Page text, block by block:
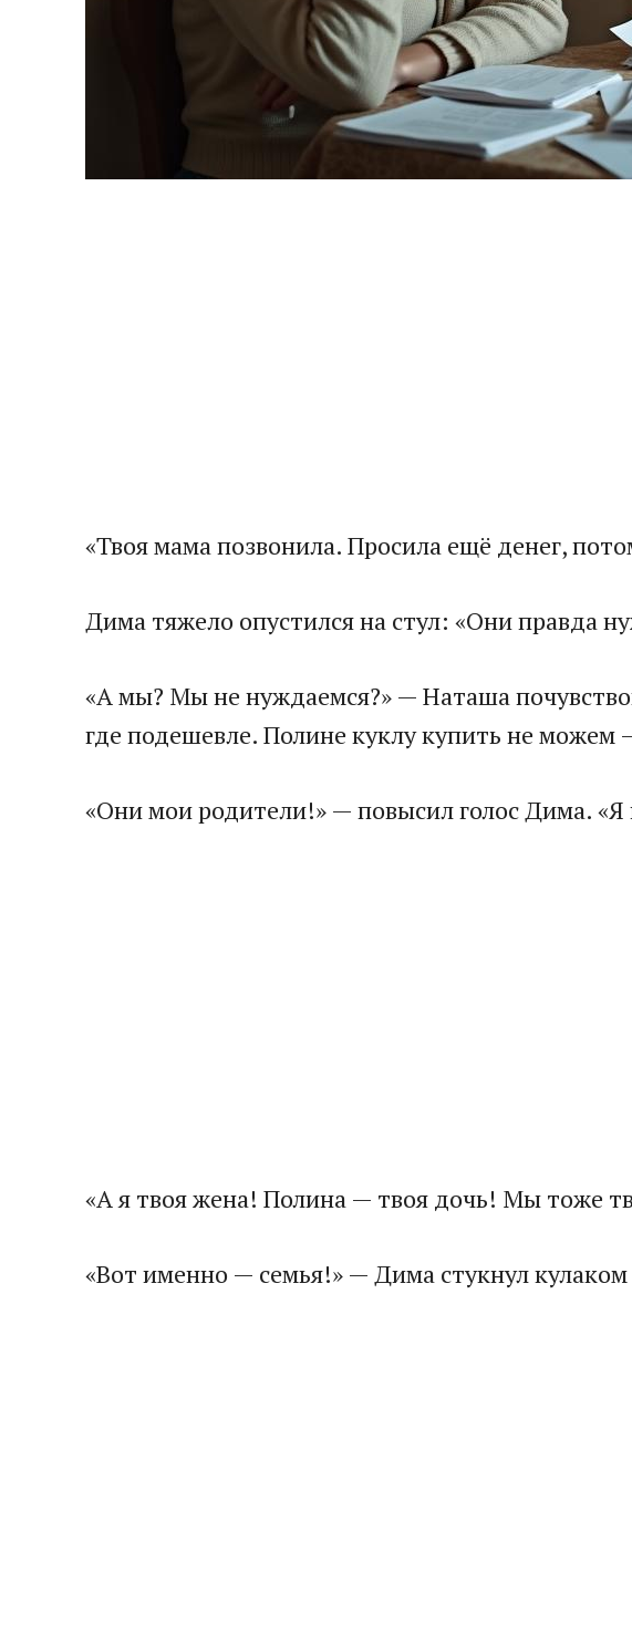
«Твоя мама позвонила. Просила ещё денег,
Дима тяжело опустился на стул: «Они правда
«А мы? Мы не нуждаемся?» — Наташа
где подешевле. Полине куклу купить не
«Они мои родители!» — повысил голос Дима. «Я
«А я твоя жена! Полина — твоя дочь! Мы тоже
«Вот именно — семья!» — Дима стукнул